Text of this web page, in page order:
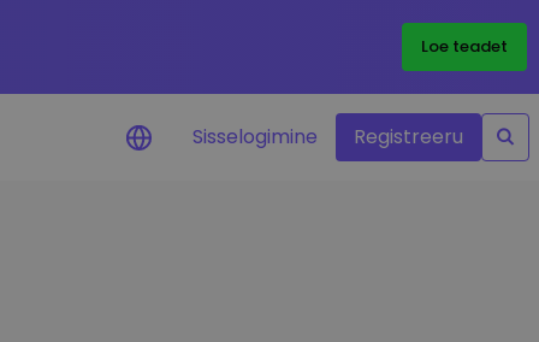
Loe teadet
Sisselogimine Registreeru